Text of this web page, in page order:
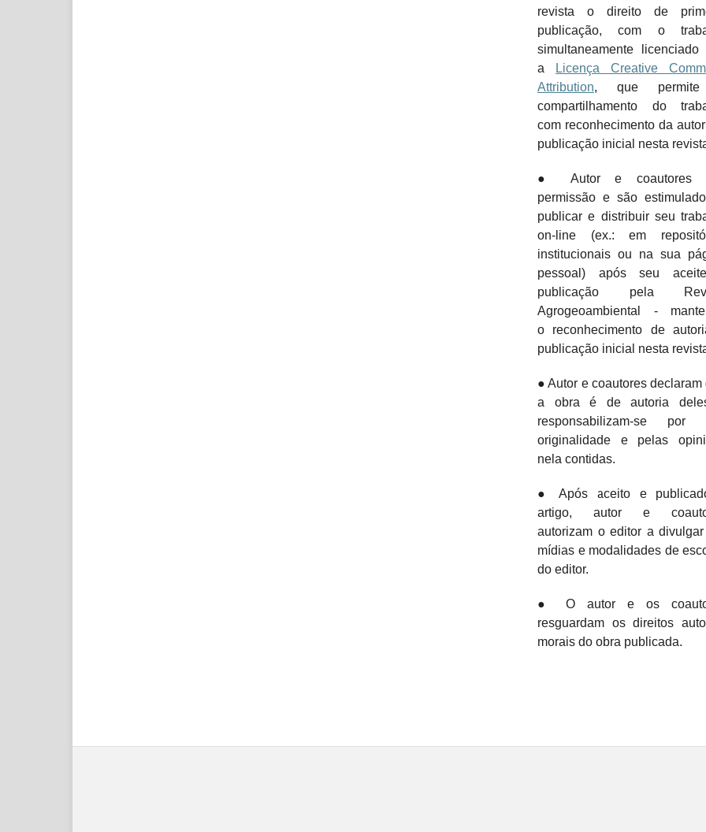
revista o direito de
publicação, com o
simultaneamente licenciado
a
Licença Creative
Attribution, que
compartilhamento do
com reconhecimento da
publicação inicial nesta
● Autor e coautores
permissão e são
publicar e distribuir seu
on-line (ex.: em
institucionais ou na sua
pessoal) após seu
publicação pela
Agrogeoambiental -
o reconhecimento de
publicação inicial nesta
● Autor e coautores declaram
a obra é de autoria
responsabilizam-se por
originalidade e pelas
nela contidas.
● Após aceito e
artigo, autor e
autorizam o editor a
mídias e modalidades de
do editor.
● O autor e os
resguardam os direitos
morais do obra publicada.